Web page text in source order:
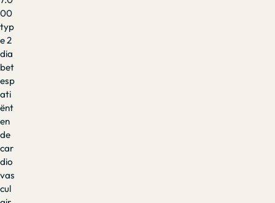
00
typ
e 2
dia
bet
esp
ati
ënt
en
de
car
dio
vas
cul